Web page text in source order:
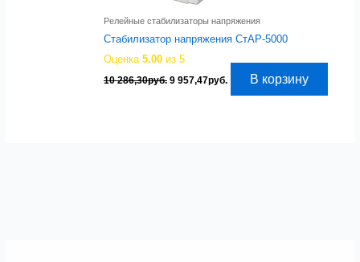
Релейные стабилизаторы напряжения
Стабилизатор напряжения СтАР-5000
Оценка5.00 из 5
10 286,30руб. Первоначальная
9 957,47руб. ТекущаяВ корзину